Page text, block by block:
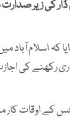
ڈار کی زیر
رکھنے کی
میں بھی نرمی کرتے